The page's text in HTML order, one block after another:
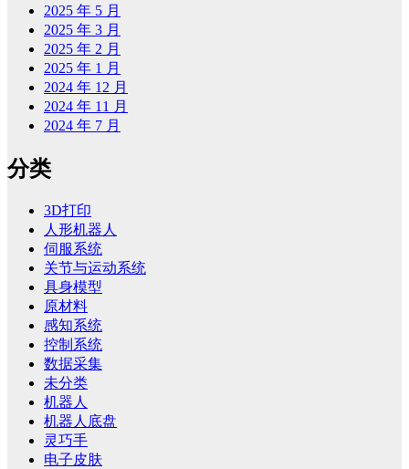
2025 年 5 月
2025 年 3 月
2025 年 2 月
2025 年 1 月
2024 年 12 月
2024 年 11 月
2024 年 7 月
分类
3D打印
人形机器人
伺服系统
关节与运动系统
具身模型
原材料
感知系统
控制系统
数据采集
未分类
机器人
机器人底盘
灵巧手
电子皮肤